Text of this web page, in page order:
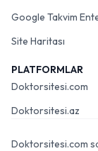
Google Takvim
Site Haritası
PLATFORMLAR
Doktorsitesi.com
Doktorsitesi.az
Doktorsitesi.com